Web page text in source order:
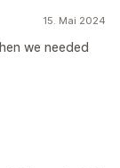
15. Mai 2024
we needed